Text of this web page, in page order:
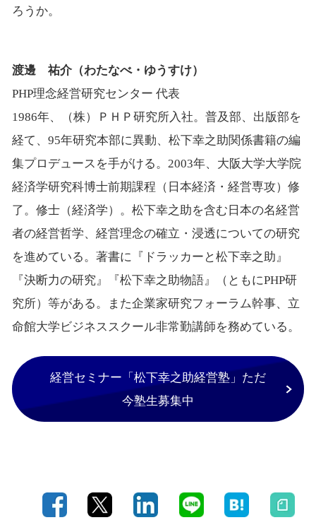
ろうか。
渡邊 祐介（わたなべ・ゆうすけ）
PHP理念経営研究センター 代表
1986年、（株）ＰＨＰ研究所入社。普及部、出版部を
経て、95年研究本部に異動、松下幸之助関係書籍の編
集プロデュースを手がける。2003年、大阪大学大学院
経済学研究科博士前期課程（日本経済・経営専攻）修
了。修士（経済学）。松下幸之助を含む日本の名経営
者の経営哲学、経営理念の確立・浸透についての研究
を進めている。著書に『ドラッカーと松下幸之助』
『決断力の研究』『松下幸之助物語』（ともにPHP研
究所）等がある。また企業家研究フォーラム幹事、立
命館大学ビジネススクール非常勤講師を務めている。
経営セミナー「松下幸之助経営塾」ただ
今塾生募集中